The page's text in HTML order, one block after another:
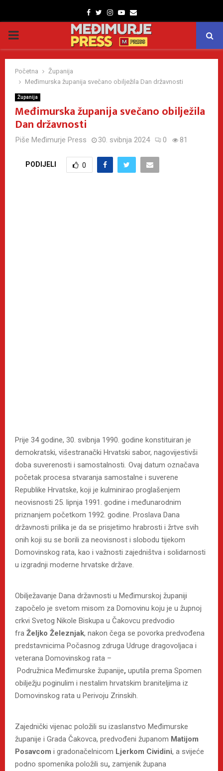
Facebook
TwitterInstagram
Youtube
Email
PRIMARY
MENU
Početna
Županija
Međimurska županija svečano obilježila Dan državnosti
Županija
Međimurska županija svečano obilježila
Dan državnosti
Piše Međimurje Press 30. svibnja 2024 0 81
PODIJELI 0
Prije 34 godine, 30. svibnja 1990. godine konstituiran je
demokratski, višestranački Hrvatski sabor, nagovijestivši
doba suverenosti i samostalnosti Ovaj datum označava
početak procesa stvaranja samostalne i suverene
Republike Hrvatske, koji je kulminirao proglašenjem
neovisnosti 25. lipnja 1991. godine i međunarodnim
priznanjem početkom 1992. godine. Proslava Dana
državnosti prilika je da se prisjetimo hrabrosti i žrtve svih
onih koji su se borili za neovisnost i slobodu tijekom
Domovinskog rata, kao i važnosti zajedništva i solidarnosti
u izgradnji moderne hrvatske države.
Obilježavanje Dana državnosti u Međimurskoj županiji
započelo je svetom misom za Domovinu koju je u župnoj
crkvi Svetog Nikole Biskupa u Čakovcu predvodio
fra Željko Železnjak, nakon čega se povorka predvođena
predstavnicima Počasnog zdruga Udruge dragovoljaca i
veterana Domovinskog rata –
Podružnica Međimurske županije, uputila prema Spomen
obilježju poginulim i nestalim hrvatskim braniteljima iz
Domovinskog rata u Perivoju Zrinskih.
Zajednički vijenac položili su izaslanstvo Međimurske
županije i Grada Čakovca, predvođeni županom Matijom
Posavcom i gradonačelnicom Ljerkom Cividini, a svijeće
podno spomenika položili su, zamjenik župana